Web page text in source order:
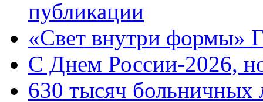
публикации
«Свет внутри формы»
C Днем России-2026,
630 тысяч больничных